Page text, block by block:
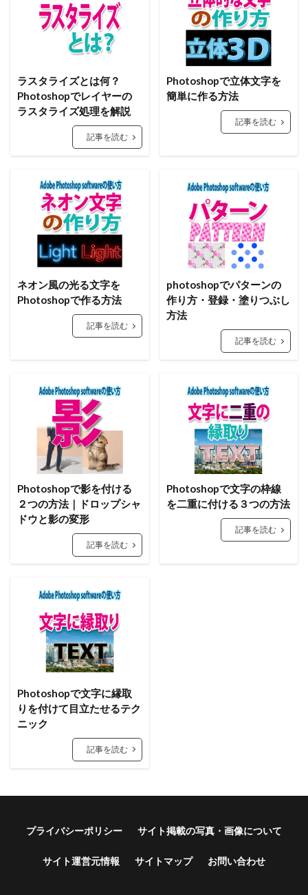
ラスタライズとは何？
Photoshopでレイヤーの
ラスタライズ処理を解説
記事を読む
Photoshopで立体文字を
簡単に作る方法
記事を読む
ネオン風の光る文字を
Photoshopで作る方法
記事を読む
photoshopでパターンの
作り方・登録・塗りつぶし
方法
記事を読む
Photoshopで影を付ける
２つの方法｜ドロップシャ
ドウと影の変形
記事を読む
Photoshopで文字の枠線
を二重に付ける３つの方法
記事を読む
Photoshopで文字に縁取
りを付けて目立たせるテク
ニック
記事を読む
プライバシーポリシー サイト掲載の写真・画像について
サイト運営元情報 サイトマップ お問い合わせ